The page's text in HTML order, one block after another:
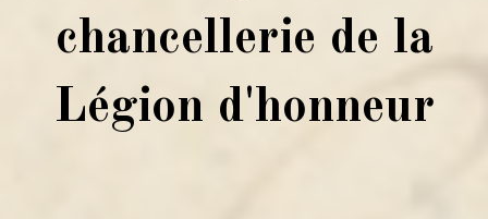
chancellerie de la
Légion d'honneur